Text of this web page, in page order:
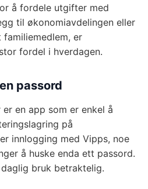
å fordele utgifter med
til økonomiavdelingen eller
er
fordel i hverdagen.
passord
en app som er enkel å
på
innlogging med Vipps, noe
å huske enda ett passord.
bruk betraktelig.